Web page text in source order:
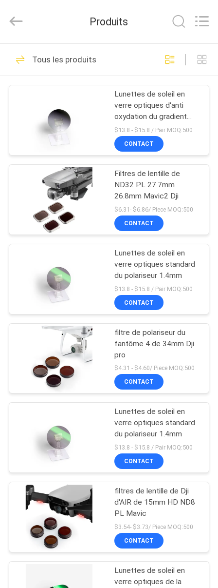
MAISON
PRODUITS
SUJET
NOUS
D'USINE
CONTRÔLE
QUALITÉ
CONTACTEZ-
NOUS
DEMANDEZ
CITATION
PRIVACY
POLICY
Technology
Reserved.
Filtres d'objectif de
24
Filtres carrés de
caméra
13
Filtre UV de caméra
13
L'IR UV a coupé le
filtre
Filtre de MCUV
13
Produits
Tous les produits
Lunettes de soleil en
verre optiques d'anti
oxydation du gradient
63mm de HD
$13.8 - $15.8 / Pair MOQ:500
CONTACT
Filtres de lentille de
ND32 PL 27.7mm
26.8mm Mavic2 Dji
$6.31- $6.86/ Piece MOQ:500
CONTACT
Lunettes de soleil en
verre optiques standard
du polariseur 1.4mm
$13.8 - $15.8 / Pair MOQ:500
CONTACT
filtre de polariseur du
fantôme 4 de 34mm Dji
pro
$4.31 - $4.60/ Piece MOQ:500
CONTACT
Lunettes de soleil en
verre optiques standard
du polariseur 1.4mm
$13.8 - $15.8 / Pair MOQ:500
CONTACT
filtres de lentille de Dji
d'AIR de 15mm HD ND8
PL Mavic
$3.54- $3.73/ Piece MOQ:500
CONTACT
Lunettes de soleil en
verre optiques de la